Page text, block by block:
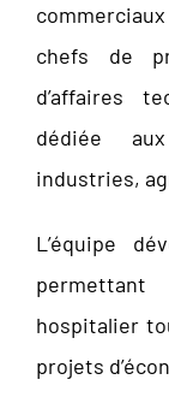
chefs de
d’affaires
dédiée
industries,
L’équipe
hospitalier
projets